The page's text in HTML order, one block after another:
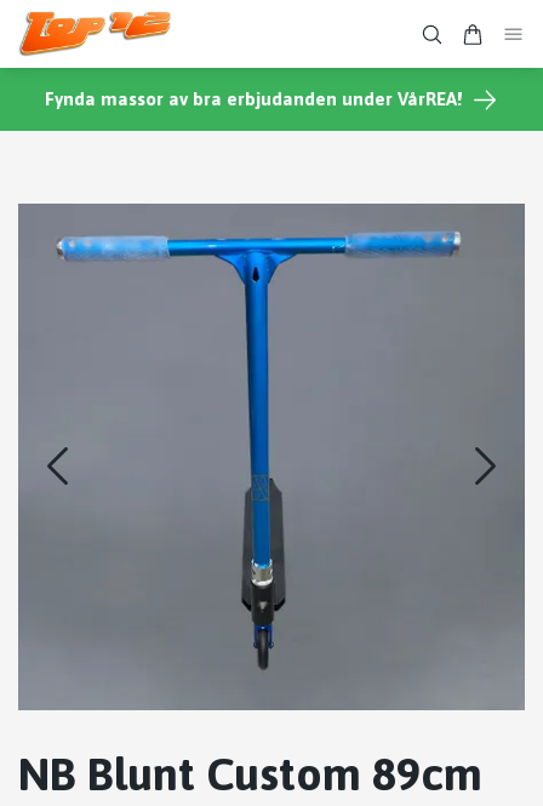
Fynda massor av bra erbjudanden under VårREA!
NB Blunt Custom 89cm